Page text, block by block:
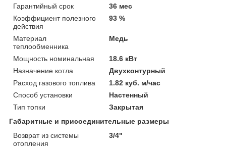
Гарантийный срок
36 мес
Коэффициент полезного
действия
93 %
Материал
теплообменника
Медь
Мощность номинальная
18.6 кВт
Назначение котла
Двухконтурный
Расход газового топлива
1.82 куб. м/час
Способ установки
Настенный
Тип топки
Закрытая
Габаритные и присоединительные размеры
Возврат из системы
отопления
3/4"